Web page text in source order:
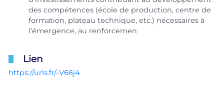
des compétences (école de production, centre de
formation, plateau technique, etc.) nécessaires à
l’émergence, au renforcemen
Lien
https://urls.fr/-V66j4